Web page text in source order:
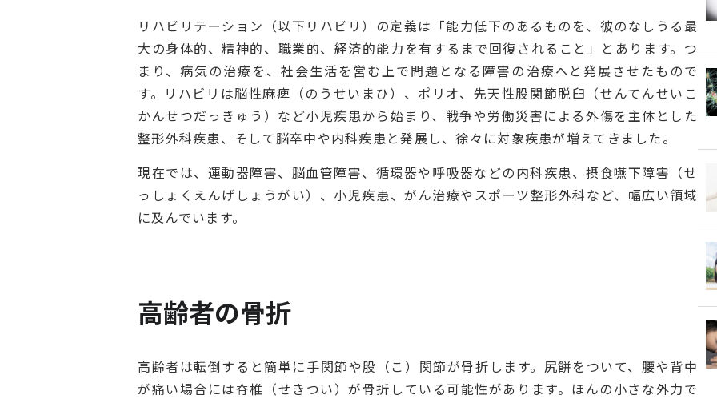
リハビリテーション（以下リハビリ）の定義は「能力低下のあるものを、彼のなしうる最
大の身体的、精神的、職業的、経済的能力を有するまで回復されること」とあります。つ
まり、病気の治療を、社会生活を営む上で問題となる障害の治療へと発展させたもので
す。リハビリは脳性麻痺（のうせいまひ）、ポリオ、先天性股関節脱臼（せんてんせいこ
かんせつだっきゅう）など小児疾患から始まり、戦争や労働災害による外傷を主体とした
整形外科疾患、そして脳卒中や内科疾患と発展し、徐々に対象疾患が増えてきました。
現在では、運動器障害、脳血管障害、循環器や呼吸器などの内科疾患、摂食嚥下障害（せ
っしょくえんげしょうがい）、小児疾患、がん治療やスポーツ整形外科など、幅広い領域
に及んでいます。
高齢者の骨折
高齢者は転倒すると簡単に手関節や股（こ）関節が骨折します。尻餅をついて、腰や背中
が痛い場合には脊椎（せきつい）が骨折している可能性があります。ほんの小さな外力で